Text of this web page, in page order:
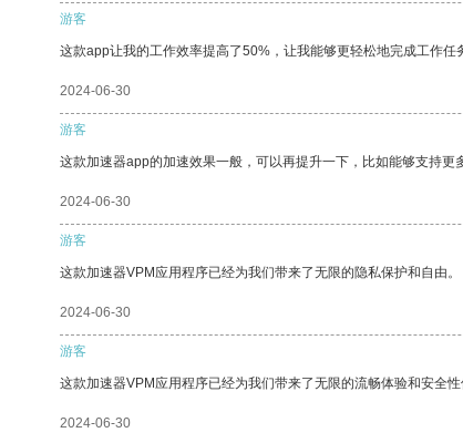
游客
这款app让我的工作效率提高了50%，让我能够更轻松地完成工作
2024-06-30
游客
这款加速器app的加速效果一般，可以再提升一下，比如能够支持更
2024-06-30
游客
这款加速器VPM应用程序已经为我们带来了无限的隐私保护和自由。
2024-06-30
游客
这款加速器VPM应用程序已经为我们带来了无限的流畅体验和安全性
2024-06-30